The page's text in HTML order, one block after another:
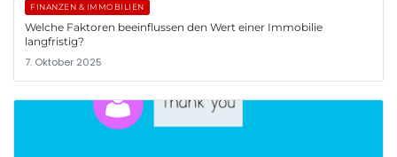
FINANZEN & IMMOBILIEN
Welche Faktoren beeinflussen den Wert einer Immobilie
langfristig?
7. Oktober 2025